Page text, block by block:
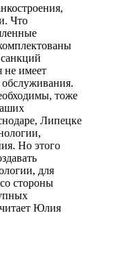
Что
не имеет
обслуживания.
тоже
Липецке
Но этого
для
стороны
Юлия